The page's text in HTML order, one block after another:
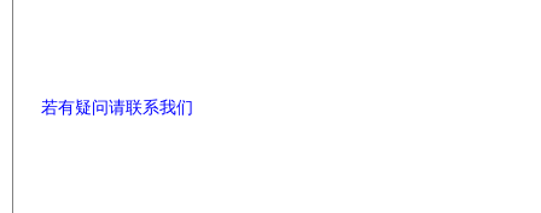
若有疑问请联系我们